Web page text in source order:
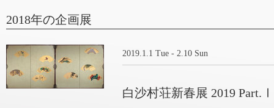
2018年の企画展
2019.1.1 Tue - 2.10 Sun
白沙村荘新春展 2019 Part.Ⅰ